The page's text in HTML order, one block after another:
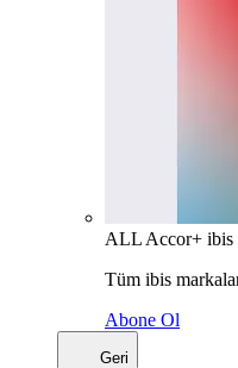
ALL Accor+ ibis
Tüm ibis
Abone Ol
Geri